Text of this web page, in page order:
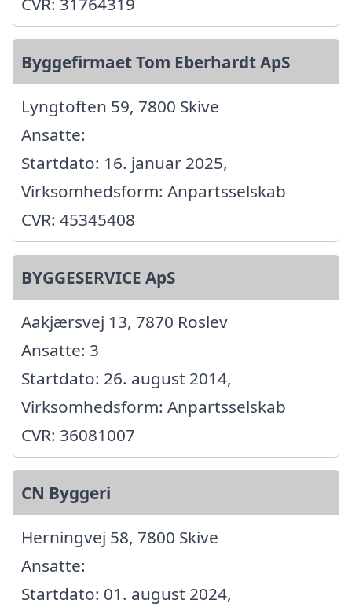
Byggefirmaet Tom Eberhardt ApS
Lyngtoften 59, 7800 Skive
Ansatte:
Startdato: 16. januar 2025,
Virksomhedsform: Anpartsselskab
CVR: 45345408
BYGGESERVICE ApS
Aakjærsvej 13, 7870 Roslev
Ansatte: 3
Startdato: 26. august 2014,
Virksomhedsform: Anpartsselskab
CVR: 36081007
CN Byggeri
Herningvej 58, 7800 Skive
Ansatte:
Startdato: 01. august 2024,